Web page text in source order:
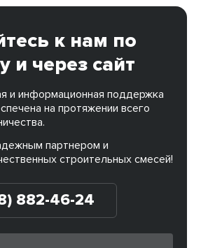
к нам по
и через сайт
и информационная поддержка
на протяжении всего
партнером и
строительных смесей!
882-46-24